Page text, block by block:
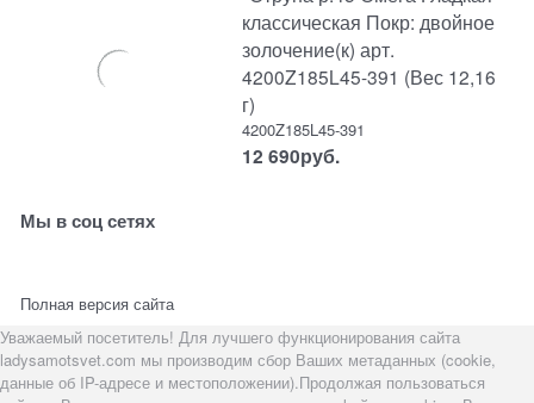
классическая Покр: двойное
золочение(к) арт.
4200Z185L45-391 (Вес 12,16
г)
4200Z185L45-391
12 690руб.
Мы в соц сетях
Полная версия сайта
Уважаемый посетитель! Для лучшего функционирования сайта
ladysamotsvet.com мы производим сбор Ваших метаданных (cookie,
данные об IP-адресе и местоположении).Продолжая пользоваться